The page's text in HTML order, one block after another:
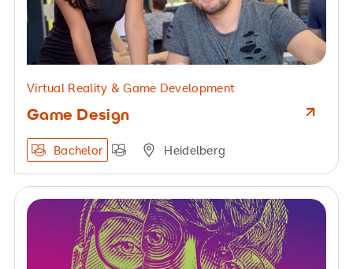
Virtual Reality & Game Development
Game Design
Bachelor Heidelberg